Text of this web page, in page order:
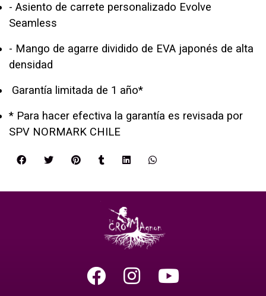
- Asiento de carrete personalizado Evolve
Seamless
- Mango de agarre dividido de EVA japonés de alta
densidad
Garantía limitada de 1 año*
* Para hacer efectiva la garantía es revisada por
SPV NORMARK CHILE